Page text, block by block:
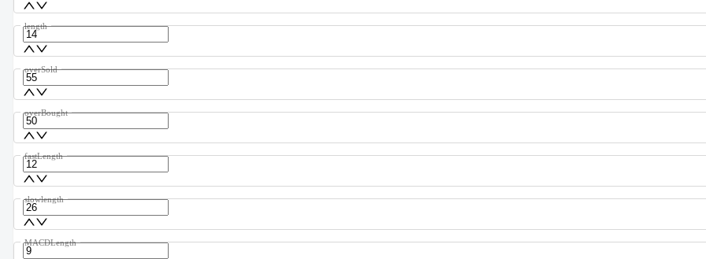
length
overSold
overBought
fastLength
slowlength
MACDLength